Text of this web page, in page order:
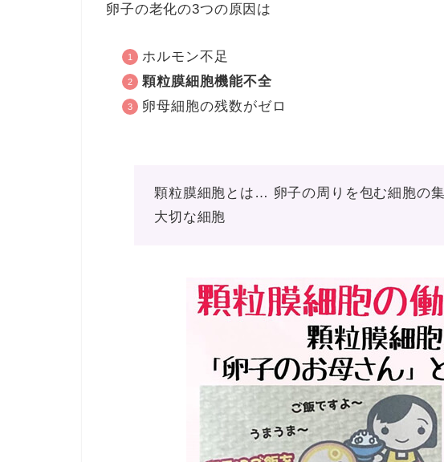
卵子の老化の3つの原因は
ホルモン不足
顆粒膜細胞機能不全
卵母細胞の残数がゼロ
顆粒膜細胞とは… 卵子の周りを包む細胞の
大切な細胞